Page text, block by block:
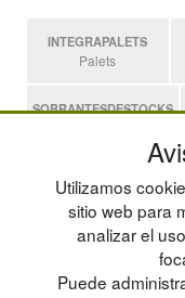
INTEGRAPALETS
Palets
SOBRANTESDESTOCKS
Estanterias
POLÍTICA DE
CONDICIONES DE USO
Utilizamos
sitio web para
analizar el
Puede